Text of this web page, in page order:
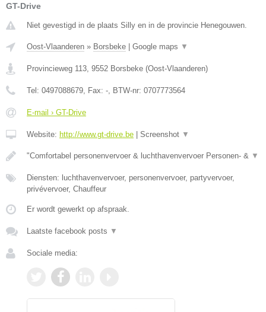
GT-Drive
Niet gevestigd in de plaats Silly en in de provincie Henegouwen.
Oost-Vlaanderen » Borsbeke | Google maps ▼
Provincieweg 113 9552 Borsbeke (Oost-Vlaanderen)
Tel: 0497088679 , Fax: - , BTW-nr: 0707773564
E-mail › GT-Drive
Website: http://www.gt-drive.be | Screenshot ▼
"Comfortabel personenvervoer & luchthavenvervoer Personen- & ▼
Diensten: luchthavenvervoer, personenvervoer, partyvervoer,
privévervoer, Chauffeur
Er wordt gewerkt op afspraak.
Laatste facebook posts ▼
Sociale media: